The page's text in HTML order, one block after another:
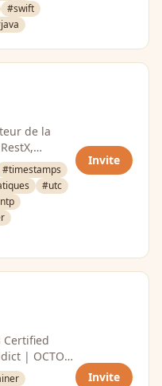
#swift
de la
#timestamps
#utc
Invite
Certified
| OCTO
Invite